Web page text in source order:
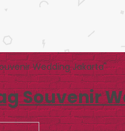
Wedding Jakarta"
Souvenir